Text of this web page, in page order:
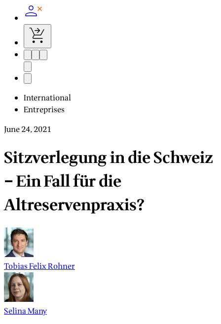
International
Entreprises
June 24, 2021
Sitzverlegung in die Schweiz
– Ein Fall für die
Altreservenpraxis?
Tobias Felix Rohner
Selina Many